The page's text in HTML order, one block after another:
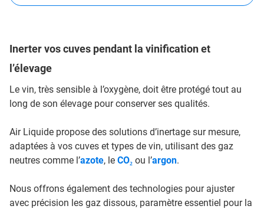
Inerter vos cuves pendant la vinification et
l’élevage
Le vin, très sensible à l’oxygène, doit être protégé tout au
long de son élevage pour conserver ses qualités.
Air Liquide propose des solutions d’inertage sur mesure,
adaptées à vos cuves et types de vin, utilisant des gaz
neutres comme l’azote, le CO₂ ou l’argon.
Nous offrons également des technologies pour ajuster
avec précision les gaz dissous, paramètre essentiel pour la